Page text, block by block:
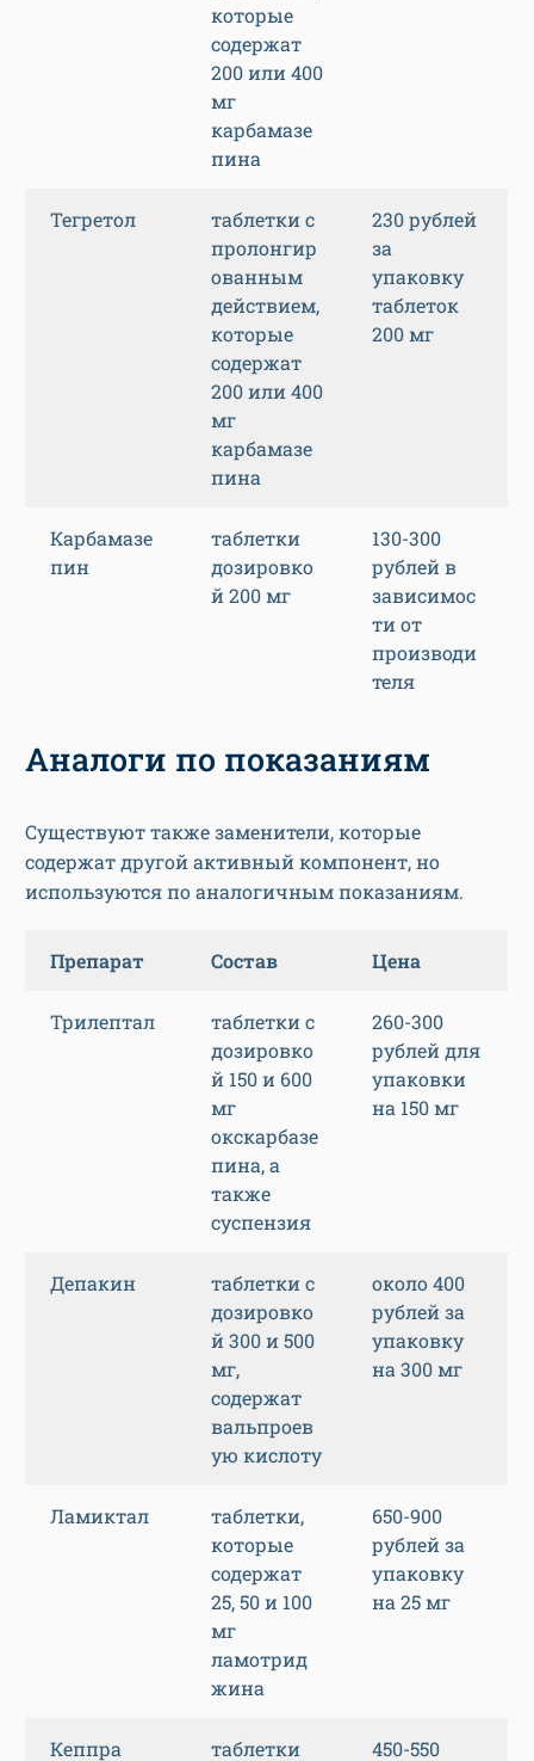
которые
содержат
200 или 400
мг
карбамазе
пина
Тегретол
таблетки с
пролонгир
ованным
действием,
которые
содержат
200 или 400
мг
карбамазе
пина
230 рублей
за
упаковку
таблеток
200 мг
Карбамазе
пин
таблетки
дозировко
й 200 мг
130-300
рублей в
зависимос
ти от
производи
теля
Аналоги по показаниям
Существуют также заменители, которые
содержат другой активный компонент, но
используются по аналогичным показаниям.
Препарат Состав Цена
Трилептал
таблетки с
дозировко
й 150 и 600
мг
окскарбазе
пина, а
также
суспензия
260-300
рублей для
упаковки
на 150 мг
Депакин
таблетки с
дозировко
й 300 и 500
мг,
содержат
вальпроев
ую кислоту
около 400
рублей за
упаковку
на 300 мг
Ламиктал
таблетки,
которые
содержат
25, 50 и 100
мг
ламотрид
жина
650-900
рублей за
упаковку
на 25 мг
Кеппра таблетки 450-550